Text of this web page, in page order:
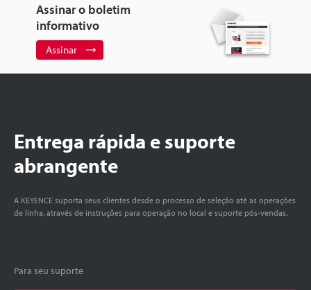
Assinar o boletim
informativo
Assinar
Entrega rápida e suporte
abrangente
A KEYENCE suporta seus clientes desde o processo de seleção até as operações
de linha, através de instruções para operação no local e suporte pós-vendas.
Para seu suporte